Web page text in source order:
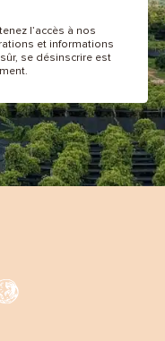
l’accès à nos
et informations
se désinscrire est